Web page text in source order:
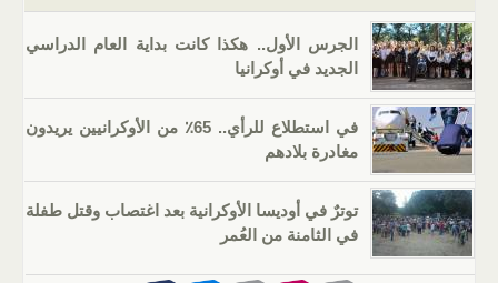
الجرس الأول.. هكذا كانت بداية العام الدراسي
الجديد في أوكرانيا
في استطلاع للرأي.. 65٪ من الأوكرانيين يريدون
مغادرة بلادهم
توترٌ في أوديسا الأوكرانية بعد اغتصاب وقتل طفلة
في الثامنة من العُمر